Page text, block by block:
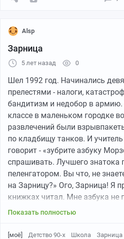
Alsp
Зарница
5 лет назад 0
Шел 1992 год. Начинались
прелестями - налоги,
бандитизм и недобор в
классе в маленьком городке
развлечений были
по кладбищу танков. И
говорит - «зубрите азбуку
спрашивать. Лучшего знатока
пеленгатором. Вы что, не
на Зарницу?» Ого, Зарница! Я
книжках читал. Мне азбука не
одноклассник Макс взялся
потому что нужно было знать
Показать полностью
[моё] Детство 90-х Школа Зарница